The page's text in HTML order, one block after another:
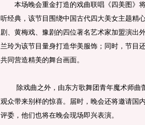
本场晚会重金打造的戏曲联唱《四美图》
听经典，该节目围绕中国古代四大美女主题精
剧、黄梅戏、豫剧的四位著名艺术家加盟演出
兰玲为该节目量身打造华美服饰；同时，节目
共同营造精美的舞台画面。
除戏曲之外，由东方歌舞团青年魔术师曲
观众带来别样的惊喜。届时，晚会还将邀请国
评委，他们也将在晚会现场即兴表演。